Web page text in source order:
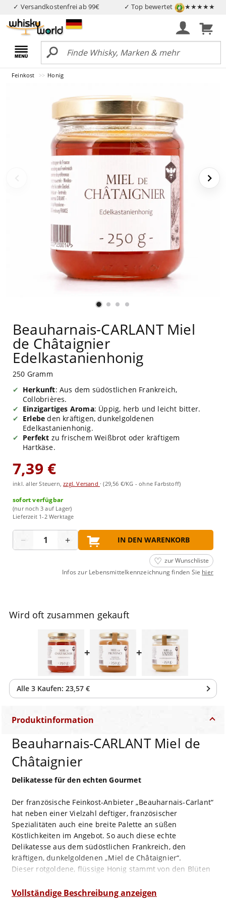
✓ Versandkostenfrei ab 99€ ✓ Top bewertet ★★★★★
Feinkost Honig
Beauharnais-CARLANT Miel
de Châtaignier
Edelkastanienhonig
250 Gramm
Herkunft: Aus dem südöstlichen Frankreich,
Collobrières.
Einzigartiges Aroma: Üppig, herb und leicht bitter.
Erlebe den kräftigen, dunkelgoldenen
Edelkastanienhonig.
Perfekt zu frischem Weißbrot oder kräftigem
Hartkäse.
7,39 €
inkl. aller Steuern,zzgl. Versand ·(29,56 €/KG - ohne Farbstoff)
sofort verfügbar
(nur noch 3 auf Lager)
Lieferzeit 1-2 Werktage
− + IN DEN WARENKORB
zur Wunschliste
Infos zur Lebensmittelkennzeichnung finden Sie hier
Wird oft zusammen gekauft
+ +
Alle 3 Kaufen: 23,57 €
Produktinformation
Beauharnais-CARLANT Miel de
Châtaignier
Delikatesse für den echten Gourmet
Der französische Feinkost-Anbieter „Beauharnais-Carlant“
hat neben einer Vielzahl deftiger, französischer
Spezialitäten auch eine breite Palette an süßen
Köstlichkeiten im Angebot. So auch diese echte
Delikatesse aus dem südöstlichen Frankreich, den
kräftigen, dunkelgoldenen „Miel de Châtaignier“.
Dieser rotgoldene, flüssige Honig stammt von den Blüten
Französischen, die im späten Mittelalter gerade in den
Vollständige Beschreibung anzeigen